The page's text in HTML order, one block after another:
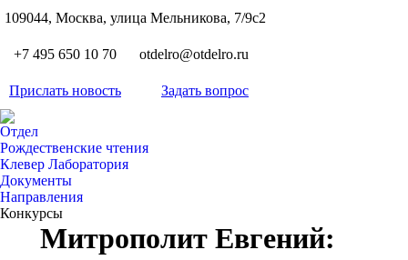
109044, Москва, улица Мельникова, 7/9с2
+7 495 650 10 70 otdelro@otdelro.ru
Прислать новость Задать вопрос
Отдел
Рождественские чтения
Клевер Лаборатория
Документы
Направления
Конкурсы
Митрополит Евгений: